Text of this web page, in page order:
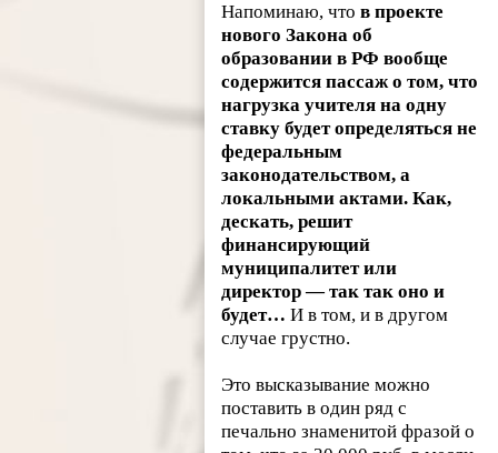
Напоминаю, что в проекте
нового Закона об
образовании в РФ вообще
содержится пассаж о том, что
нагрузка учителя на одну
ставку будет определяться не
федеральным
законодательством, а
локальными актами. Как,
дескать, решит
финансирующий
муниципалитет или
директор — так так оно и
будет…И в том, и в другом
случае грустно.
Это высказывание можно
поставить в один ряд с
печально знаменитой фразой о